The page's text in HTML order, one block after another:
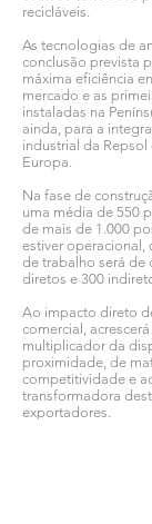
recicláveis.
As tecnologias de
conclusão prevista
máxima eficiência
mercado e as
instaladas na
ainda, para a
industrial da Repsol
Europa.
Na fase de
uma média de 550
de mais de 1.000
estiver
de trabalho será de
diretos e 300
Ao impacto direto
comercial,
multiplicador da
proximidade, de
competitividade e
transformadora
exportadores.